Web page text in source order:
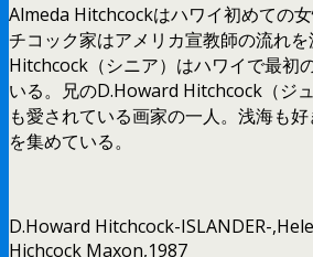
Almeda Hitchcockはハワイ初めての
チコック家はアメリカ宣教師の流れ
Hitchcock（シニア）はハワイで最初
いる。兄のD.Howard Hitchcock（ジ
も愛されている画家の一人。浅海も
を集めている。
D.Howard Hitchcock-ISLANDER-
Hichcock Maxon,1987